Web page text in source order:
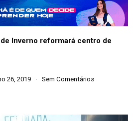
Inverno reformará centro de
26, 2019 Sem Comentários